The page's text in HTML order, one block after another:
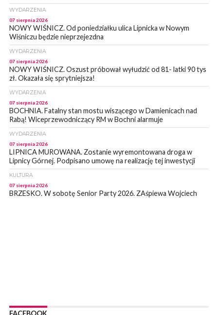
WYDARZENIA
07 sierpnia 2026
NOWY WIŚNICZ. Od poniedziałku ulica Lipnicka w Nowym
Wiśniczu będzie nieprzejezdna
WYDARZENIA
07 sierpnia 2026
NOWY WIŚNICZ. Oszust próbował wyłudzić od 81- latki 90 tys
zł. Okazała się sprytniejsza!
WYDARZENIA
07 sierpnia 2026
BOCHNIA. Fatalny stan mostu wiszącego w Damienicach nad
Rabą! Wiceprzewodniczący RM w Bochni alarmuje
WYDARZENIA
07 sierpnia 2026
LIPNICA MUROWANA. Zostanie wyremontowana droga w
Lipnicy Górnej. Podpisano umowę na realizację tej inwestycji
KULTURA
07 sierpnia 2026
BRZESKO. W sobotę Senior Party 2026. ZAśpiewa Wojciech
BOCHNIA. Podpisano umowę na wykonanie dokumentacji
FACEBOOK